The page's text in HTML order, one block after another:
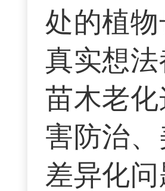
处的植
真实想
苗木老
害防治
差异化